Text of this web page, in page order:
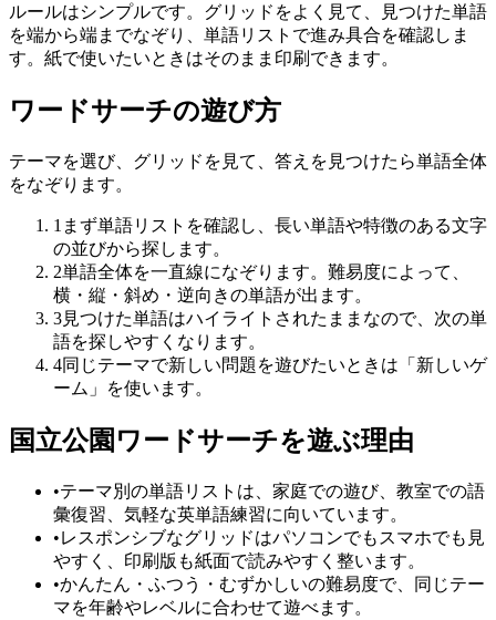
ルールはシンプルです。グリッドをよく見て、見つけた単語
を端から端までなぞり、単語リストで進み具合を確認しま
す。紙で使いたいときはそのまま印刷できます。
ワードサーチの遊び方
テーマを選び、グリッドを見て、答えを見つけたら単語全体
をなぞります。
1 まず単語リストを確認し、長い単語や特徴のある文字
の並びから探します。
2単語全体を一直線になぞります。難易度によって、
横・縦・斜め・逆向きの単語が出ます。
3見つけた単語はハイライトされたままなので、次の単
語を探しやすくなります。
4同じテーマで新しい問題を遊びたいときは「新しいゲ
ーム」を使います。
国立公園ワードサーチを遊ぶ理由
•テーマ別の単語リストは、家庭での遊び、教室での語
彙復習、気軽な英単語練習に向いています。
•レスポンシブなグリッドはパソコンでもスマホでも見
やすく、印刷版も紙面で読みやすく整います。
•かんたん・ふつう・むずかしいの難易度で、同じテー
マを年齢やレベルに合わせて遊べます。